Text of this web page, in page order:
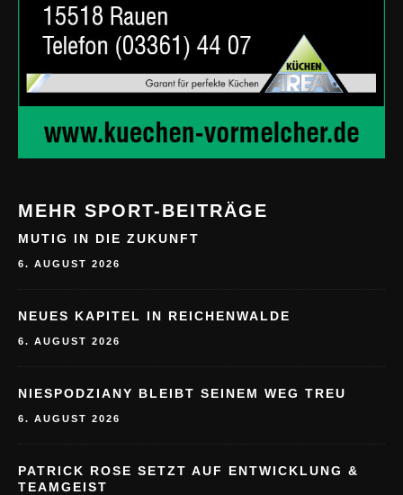
MEHR SPORT-BEITRÄGE
MUTIG IN DIE ZUKUNFT
6. AUGUST 2026
NEUES KAPITEL IN REICHENWALDE
6. AUGUST 2026
NIESPODZIANY BLEIBT SEINEM WEG TREU
6. AUGUST 2026
PATRICK ROSE SETZT AUF ENTWICKLUNG &
TEAMGEIST